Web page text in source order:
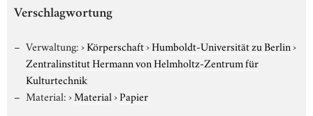
Verschlagwortung
Verwaltung:›Körperschaft›Humboldt-Universität zu Berlin›
Zentralinstitut Hermann von Helmholtz-Zentrum für
Kulturtechnik
Material:›Material›Papier